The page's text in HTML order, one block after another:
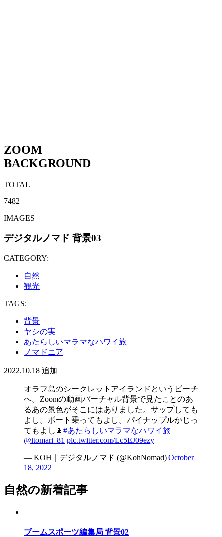
ZOOM
BACKGROUND
TOTAL
7482
IMAGES
デジタルノマド 背景03
CATEGORY:
自然
観光
TAGS:
背景
ヤシの実
あたらしいマラマなハワイ旅
ノマドニア
2022.10.18 追加
オラフ島のシークレットアイランドというビーチ
へ。Zoomの動画バーチャル背景で見たことのあ
るあの景色がそこにはありました。サップしても
よし。ボート乗ってもよし。パイナップルかじっ
てもよし🍍 #あたらしいマラマなハワイ旅
@itomari_81 pic.twitter.com/Lc5EJ09ezy
— KOH｜デジタルノマド (@KohNomad) October
18, 2022
自然の新着記事
ブームスポーツ編集局 背景02